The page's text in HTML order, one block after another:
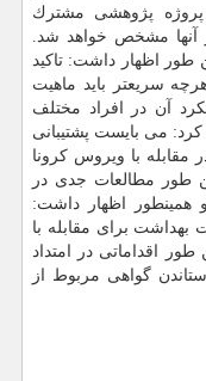
پژوهشی مشترك
آنها مشخص خواهد شد.
اظهار داشت: تاكید
سریعتر باید ماهیت
آن در افراد مختلف
می بایست پشتیبانی
با ویروس كرونا
طور مطالعات جدی در
همینطور اظهار داشت:
بهداشت برای مقابله با
اقداماتی در امتداد
ستاندن گواهی مربوط از